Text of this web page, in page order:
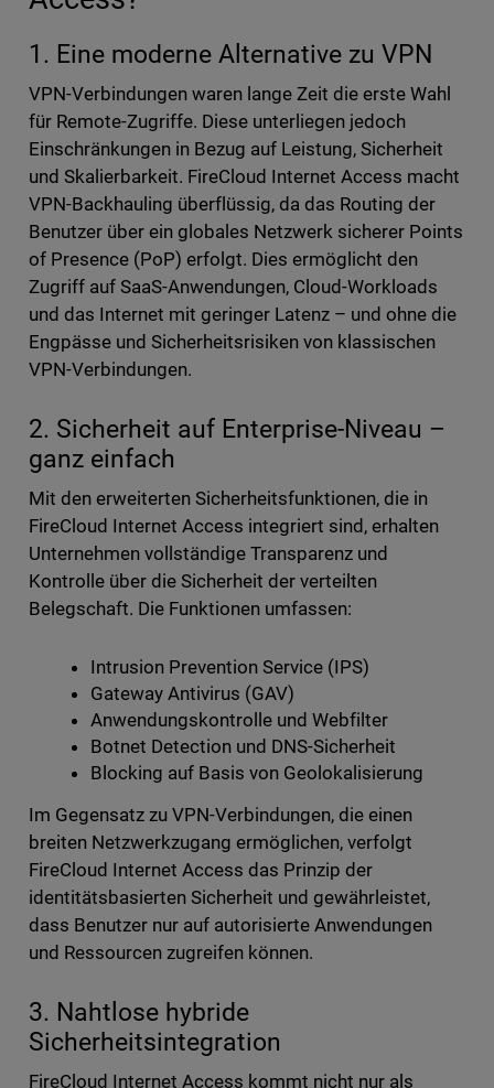
1. Eine moderne Alternative zu VPN
VPN-Verbindungen waren lange Zeit die erste Wahl
für Remote-Zugriffe. Diese unterliegen jedoch
Einschränkungen in Bezug auf Leistung, Sicherheit
und Skalierbarkeit. FireCloud Internet Access macht
VPN-Backhauling überflüssig, da das Routing der
Benutzer über ein globales Netzwerk sicherer Points
of Presence (PoP) erfolgt. Dies ermöglicht den
Zugriff auf SaaS-Anwendungen, Cloud-Workloads
und das Internet mit geringer Latenz – und ohne die
Engpässe und Sicherheitsrisiken von klassischen
VPN-Verbindungen.
2. Sicherheit auf Enterprise-Niveau –
ganz einfach
Mit den erweiterten Sicherheitsfunktionen, die in
FireCloud Internet Access integriert sind, erhalten
Unternehmen vollständige Transparenz und
Kontrolle über die Sicherheit der verteilten
Belegschaft. Die Funktionen umfassen:
Intrusion Prevention Service (IPS)
Gateway Antivirus (GAV)
Anwendungskontrolle und Webfilter
Botnet Detection und DNS-Sicherheit
Blocking auf Basis von Geolokalisierung
Im Gegensatz zu VPN-Verbindungen, die einen
breiten Netzwerkzugang ermöglichen, verfolgt
FireCloud Internet Access das Prinzip der
identitätsbasierten Sicherheit und gewährleistet,
dass Benutzer nur auf autorisierte Anwendungen
und Ressourcen zugreifen können.
3. Nahtlose hybride
Sicherheitsintegration
FireCloud Internet Access kommt nicht nur als